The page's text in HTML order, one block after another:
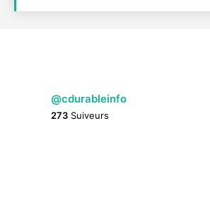
@cdurableinfo
273 Suiveurs